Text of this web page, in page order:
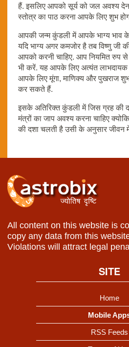
हैं. इसलिए आपको सूर्य को जल अवश्य
स्तोत्र का पाठ करना आपके लिए शुभ
आपकी जन्म कुंडली में आपके भाग्य भाव के
यदि भाग्य अगर कमजोर है तब विष्णु जी
आपको करनी चाहिए. आप नियमित रुप से
भी करें. यह आपके लिए अत्यंत लाभदायक
आपके लिए मूंगा, माणिक्य और पुखराज
कर सकते हैं.
इसके अतिरिक्त कुंडली में जिस ग्रह की
मंत्रों का जाप अवश्य करना चाहिए
की दशा चलती है उसी के अनुसार जीवन में
All content on this website is
copy any data from this
Violations will attract legal
SITE
Home
Mobile
RSS Feeds